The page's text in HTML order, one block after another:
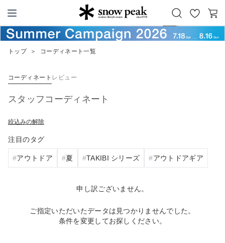
Snow Peak
お
気
カ
ー
トップ ＞ コーディネート一覧
コーディネート レビュー
スタッフコーディネート
絞込みの解除
注目のタグ
アウトドア 夏 TAKIBI シリーズ アウトドアギア
申し訳ございません。
ご指定いただいたデータは見つかりませんでした。
条件を変更してお探しください。